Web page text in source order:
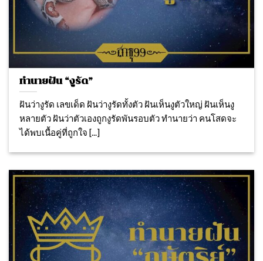
ทำนายฝัน “งูรัด”
ฝันว่างูรัด เลขเด็ด ฝันว่างูรัดทั้งตัว ฝันเห็นงูตัวใหญ่ ฝันเห็นงู
หลายตัว ฝันว่าตัวเองถูกงูรัดพันรอบตัว ทำนายว่า คนโสดจะ
ได้พบเนื้อคู่ที่ถูกใจ [...]